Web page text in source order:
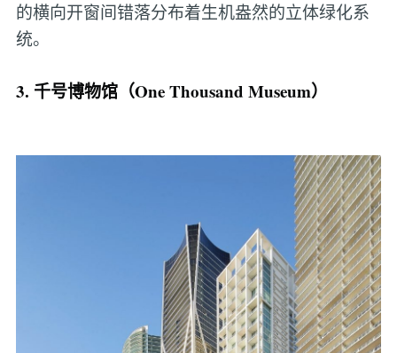
的横向开窗间错落分布着生机盎然的立体绿化系
统。
3. 千号博物馆（One Thousand Museum）